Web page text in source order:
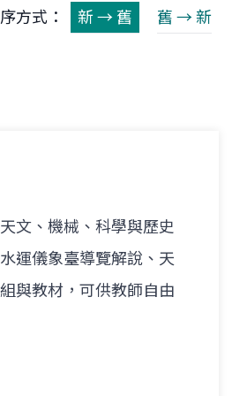
方式： 新 → 舊 舊 → 新
文、機械、科學與歷史
運儀象臺導覽解說、天
與教材，可供教師自由